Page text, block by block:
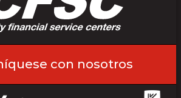
con nosotros